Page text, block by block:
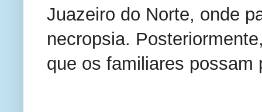
Juazeiro do Norte, onde
necropsia.
que os familiares possam